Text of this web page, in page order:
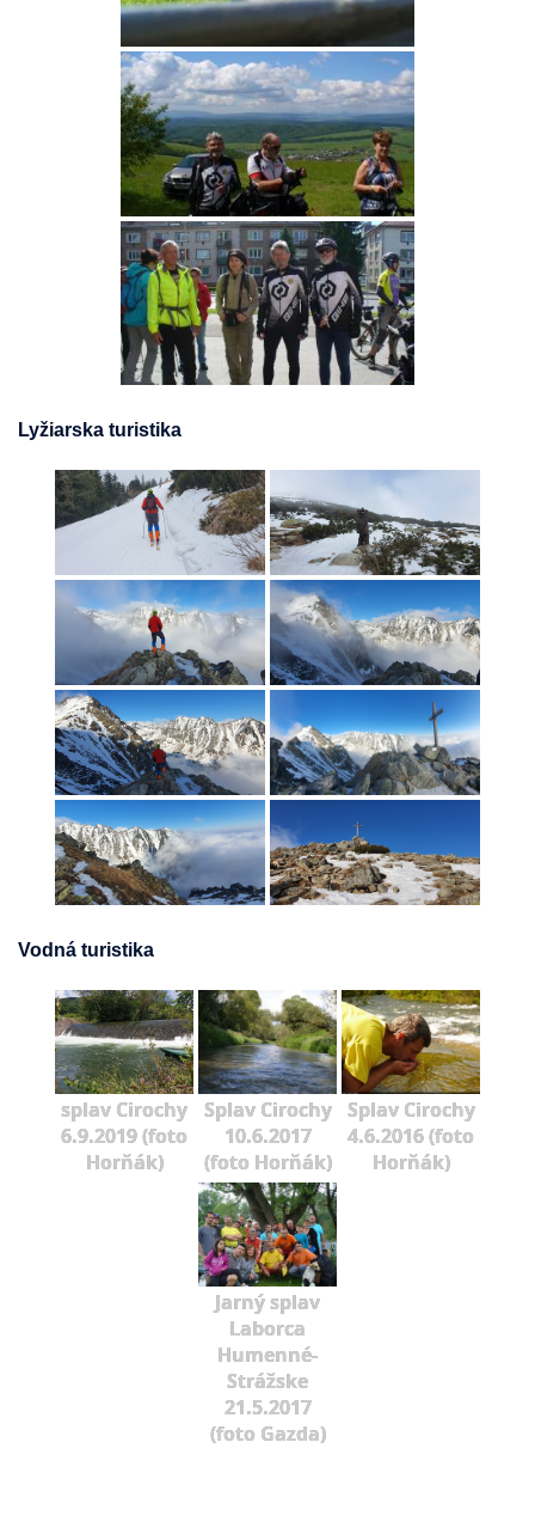
Lyžiarska turistika
Vodná turistika
splav Cirochy
6.9.2019 (foto
Horňák)
Splav Cirochy
10.6.2017
(foto Horňák)
Splav Cirochy
4.6.2016 (foto
Horňák)
Jarný splav
Laborca
Humenné-
Strážske
21.5.2017
(foto Gazda)